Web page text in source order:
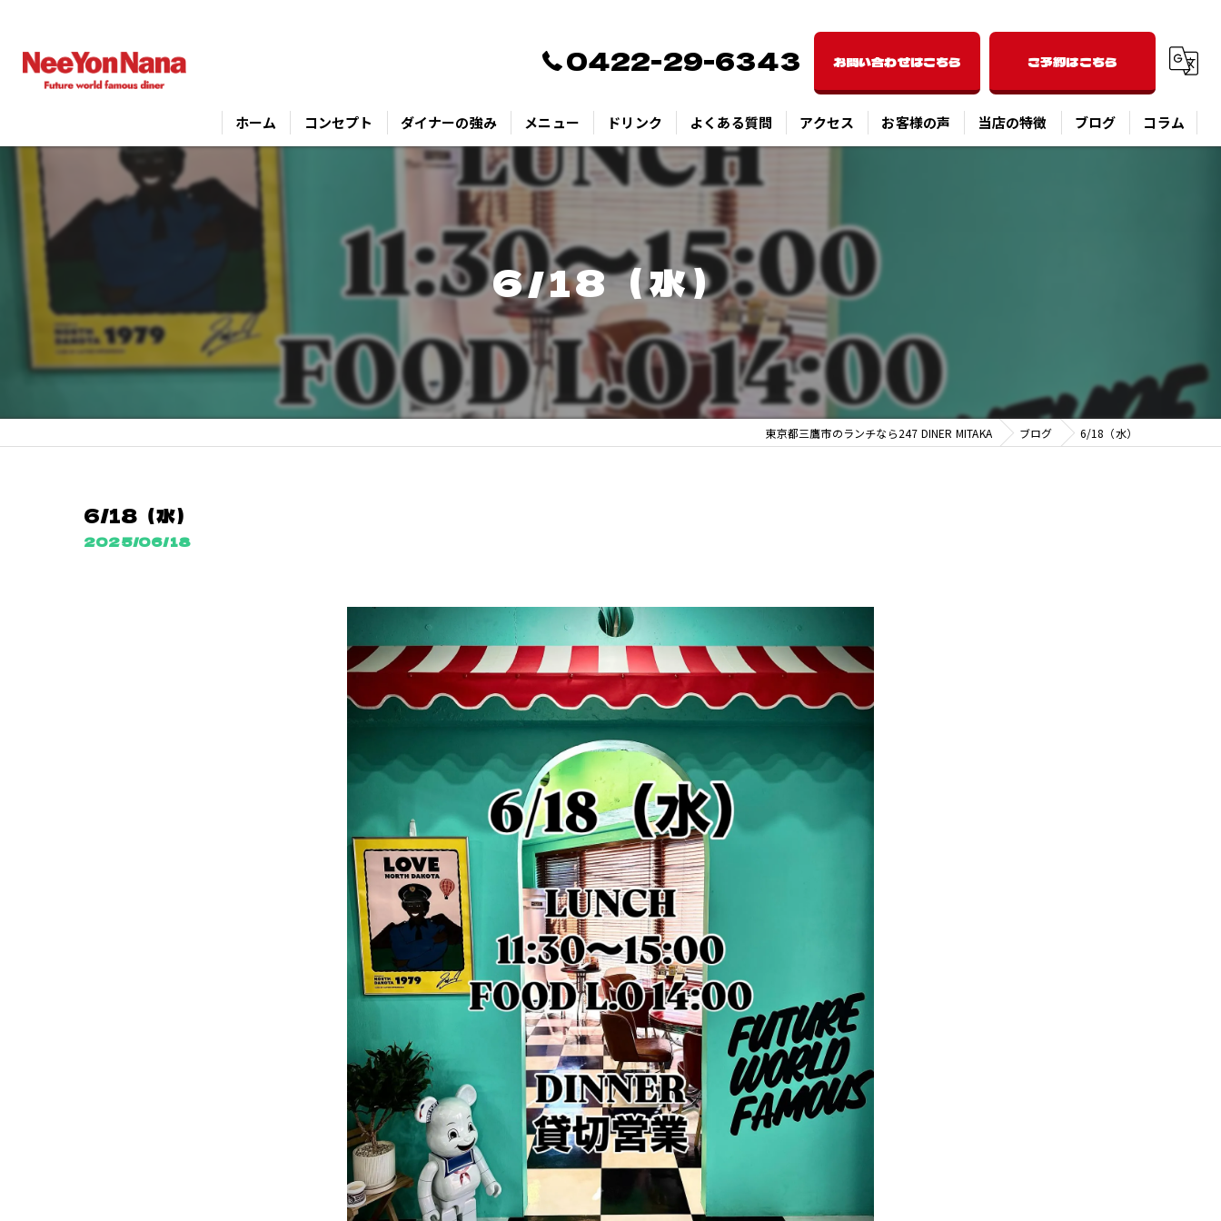
0422-29-6343 お問い合わせはこちら ご予約はこちら
ホーム コンセプト ダイナーの強み メニュー ドリンク よくある質問 アクセス お客様の声 当店の特徴 ブログ コラム
6/18（水）
東京都三鷹市のランチなら247 DINER MITAKA ブログ 6/18（水）
6/18（水）
2025/06/18